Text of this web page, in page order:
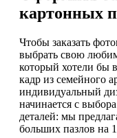
картонных
Чтобы заказать
выбрать свою
который хотели бы
кадр из семейного
индивидуальный
начинается с
деталей: мы
больших пазлов на